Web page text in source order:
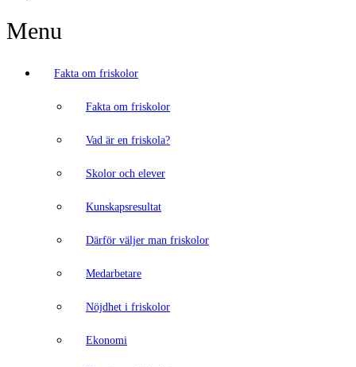
Menu
Fakta om friskolor
Fakta om friskolor
Vad är en friskola?
Skolor och elever
Kunskapsresultat
Därför väljer man friskolor
Medarbetare
Nöjdhet i friskolor
Ekonomi